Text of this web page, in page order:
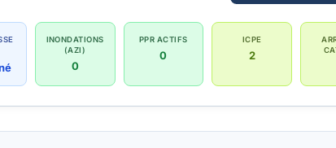
INONDATIONS
(AZI)
0
PPR ACTIFS
0
ICPE
2